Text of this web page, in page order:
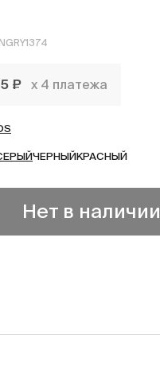
₽ х 4 платежа
ЧЕРНЫЙКРАСНЫЙ
Нет в наличии